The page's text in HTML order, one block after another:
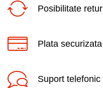
Posibilitate retur
Plata securizata
Suport telefonic